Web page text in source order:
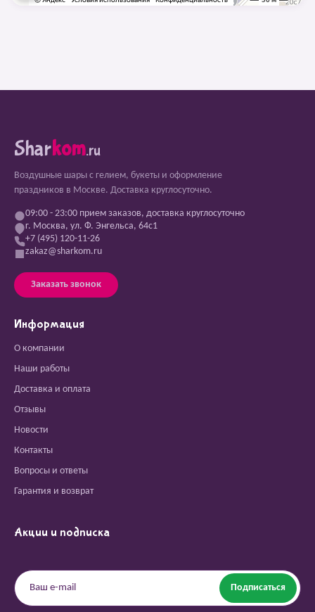
Sharkom.ru
Воздушные шары с гелием, букеты и оформление
праздников в Москве. Доставка круглосуточно.
09:00 - 23:00 прием заказов, доставка круглосуточно
г. Москва, ул. Ф. Энгельса, 64с1
+7 (495) 120-11-26
zakaz@sharkom.ru
Заказать звонок
Информация
О компании
Наши работы
Доставка и оплата
Отзывы
Новости
Контакты
Вопросы и ответы
Гарантия и возврат
Акции и подписка
Подписаться